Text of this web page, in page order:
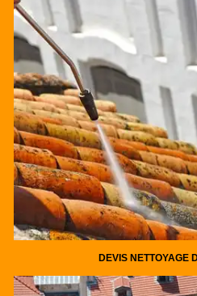
DEVIS NETTOYAGE